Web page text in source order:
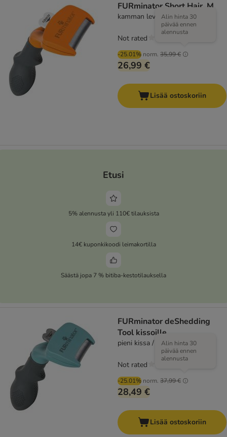
FURminator Short Hair, M
kamman leveys 6,1 cm
-25.01% norm. 35,99 €
Alin hinta 30
päivää ennen
alennusta
26,99 €
Not rated
Lisää ostoskoriin
Etusi
5% alennusta yli 110€ tilauksista
14€ kuponkikoodi leimakortilla
Säästä jopa 7 % bitiba-kestotilauksella
FURminator deShedding
Tool kissoille
pieni kissa / pitkäkarvainen
-25.01% norm. 37,99 €
Alin hinta 30
päivää ennen
alennusta
28,49 €
Not rated
Lisää ostoskoriin